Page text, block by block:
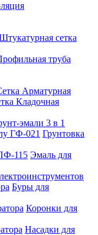
сетка
труба
Арматурная
Кладочная
эмали 3 в 1
Грунтовка
Эмаль для
Буры для
Коронки для
Насадки для